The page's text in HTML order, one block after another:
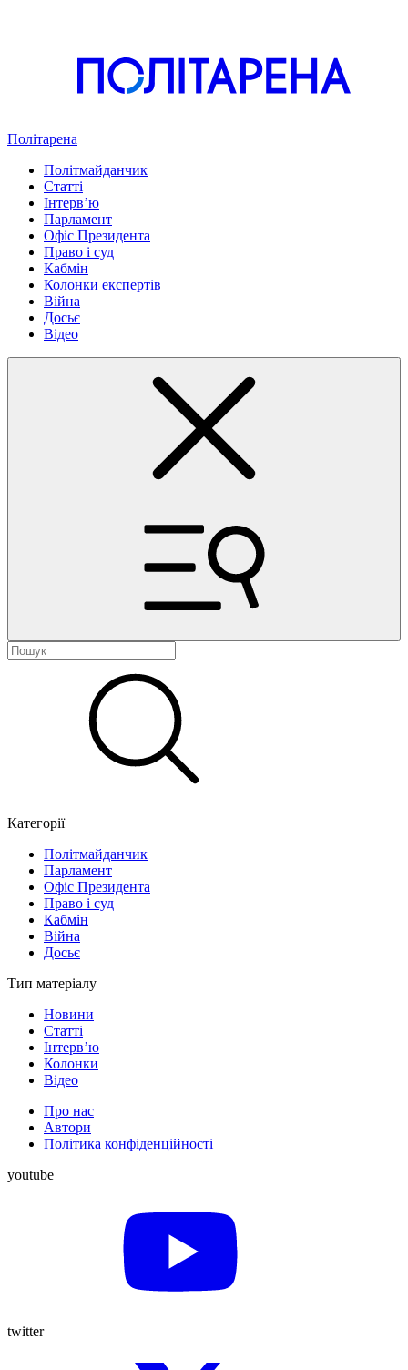
Політарена
Політмайданчик
Статті
Інтервʼю
Парламент
Офіс Президента
Право і суд
Кабмін
Колонки експертів
Війна
Досьє
Відео
Категорії
Політмайданчик
Парламент
Офіс Президента
Право і суд
Кабмін
Війна
Досьє
Тип матеріалу
Новини
Статті
Інтерв’ю
Колонки
Відео
Про нас
Автори
Політика конфіденційності
youtube
twitter